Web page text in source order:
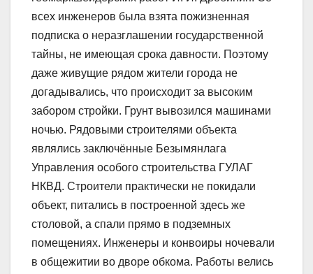
всех инженеров была взята пожизненная
подписка о неразглашении государственной
тайны, не имеющая срока давности. Поэтому
даже живущие рядом жители города не
догадывались, что происходит за высоким
забором стройки. Грунт вывозился машинами
ночью. Рядовыми строителями объекта
являлись заключённые Безымянлага
Управления особого строительства ГУЛАГ
НКВД. Строители практически не покидали
объект, питались в построенной здесь же
столовой, а спали прямо в подземных
помещениях. Инженеры и конвоиры ночевали
в общежитии во дворе обкома. Работы велись